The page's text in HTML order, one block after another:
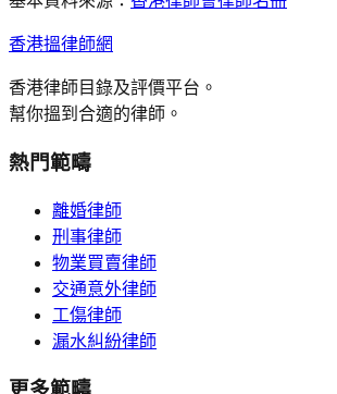
香港搵律師網
香港律師目錄及評價平台。
幫你搵到合適的律師。
熱門範疇
離婚律師
刑事律師
物業買賣律師
交通意外律師
工傷律師
漏水糾紛律師